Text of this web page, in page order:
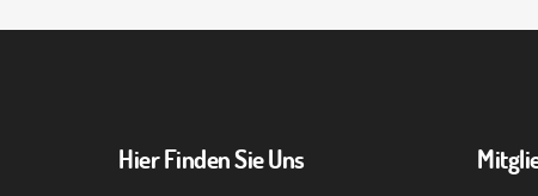
Hier Finden Sie Uns